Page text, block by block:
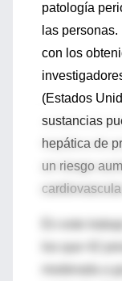
patología
las
con los
(Estados
sustancias
hepática de
un riesgo
moderada a